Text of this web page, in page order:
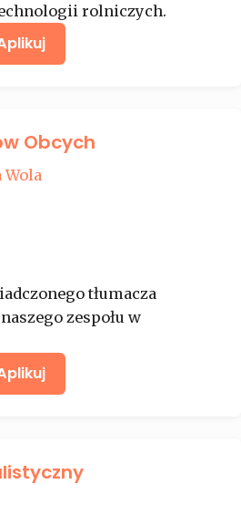
rolniczych.
Obcych
tłumacza
zespołu w